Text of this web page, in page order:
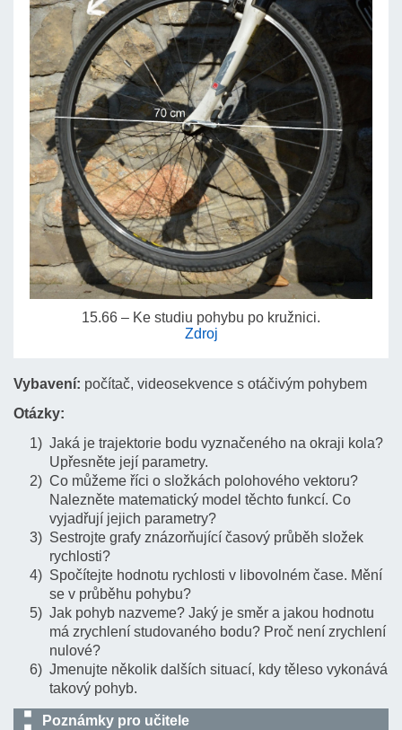
15.66 – Ke studiu pohybu po kružnici.
Zdroj
Vybavení: počítač, videosekvence s otáčivým pohybem
Otázky:
Jaká je trajektorie bodu vyznačeného na okraji kola?
Upřesněte její parametry.
Co můžeme říci o složkách polohového vektoru?
Nalezněte matematický model těchto funkcí. Co
vyjadřují jejich parametry?
Sestrojte grafy znázorňující časový průběh složek
rychlosti?
Spočítejte hodnotu rychlosti v libovolném čase. Mění
se v průběhu pohybu?
Jak pohyb nazveme? Jaký je směr a jakou hodnotu
má zrychlení studovaného bodu? Proč není zrychlení
nulové?
Jmenujte několik dalších situací, kdy těleso vykonává
takový pohyb.
Poznámky pro učitele